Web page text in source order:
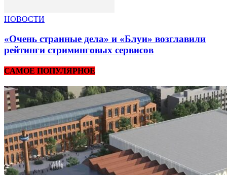
НОВОСТИ
«Очень странные дела» и «Блуи» возглавили
рейтинги стриминговых сервисов
САМОЕ ПОПУЛЯРНОЕ